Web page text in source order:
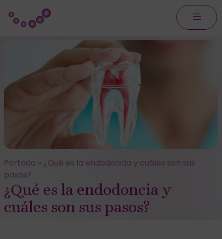
Portada » ¿Qué es la endodoncia y cuáles son sus
pasos?
¿Qué es la endodoncia y
cuáles son sus pasos?